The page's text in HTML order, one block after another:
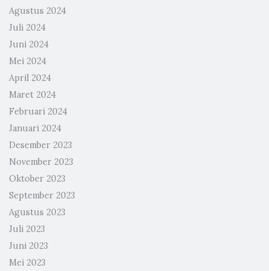
Agustus 2024
Juli 2024
Juni 2024
Mei 2024
April 2024
Maret 2024
Februari 2024
Januari 2024
Desember 2023
November 2023
Oktober 2023
September 2023
Agustus 2023
Juli 2023
Juni 2023
Mei 2023